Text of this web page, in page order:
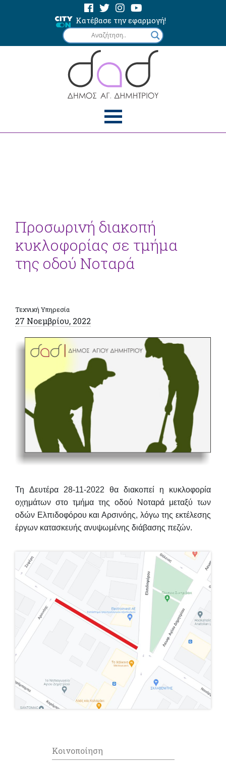
Κατέβασε την εφαρμογή!
Προσωρινή διακοπή
κυκλοφορίας σε τμήμα
της οδού Νοταρά
Τεχνική Υπηρεσία
27 Νοεμβρίου, 2022
Τη Δευτέρα 28-11-2022 θα διακοπεί η κυκλοφορία
οχημάτων στο τμήμα της οδού Νοταρά μεταξύ των
οδών Ελπιδοφόρου και Αρσινόης, λόγω της εκτέλεσης
έργων κατασκευής ανυψωμένης διάβασης πεζών.
Κοινοποίηση